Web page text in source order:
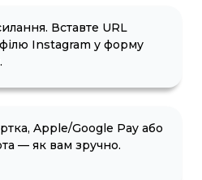
Вставте URL
Instagram у форму
Apple/Google Pay або
— як вам зручно.